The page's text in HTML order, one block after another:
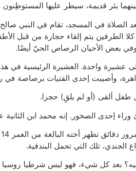
بئر قديمة، سيطر عليها المستوطِنون
في المسجد، تقام في النبي
الطرفين يتم إلقاء حجارة من قبل
بعض الأحيان الرصاص الحيّ أيضًا.
واحدة. العشيرة الرئيسية في هذه
طفل ألقى (أو لم يلقِ) حجرا.
إحدى الصخور. إنه محمد ابن
تلك التي تحمل البندقية.
بعد كل شيء، فهو ليس شرطيا روسيا